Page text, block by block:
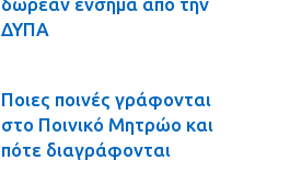
δωρεάν ένσημα από την
ΔΥΠΑ
Ποιες ποινές γράφονται
στο Ποινικό Μητρώο και
πότε διαγράφονται